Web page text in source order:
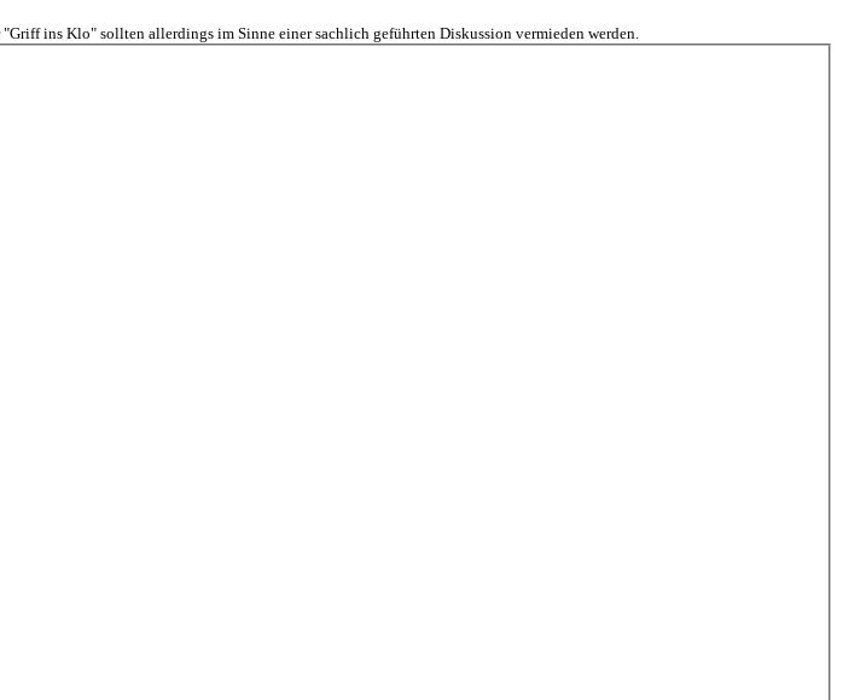
ins Klo" sollten allerdings im Sinne einer sachlich geführten Diskussion vermieden werden.